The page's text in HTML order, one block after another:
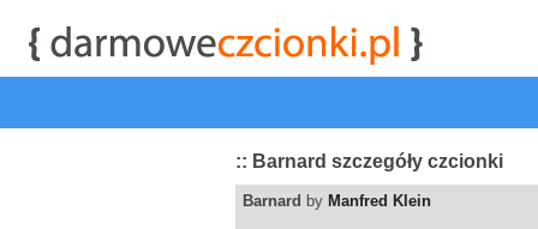
| przeglądaj najwyżej
:: Barnard szczegóły czcionki
Barnard by Manfred Klein